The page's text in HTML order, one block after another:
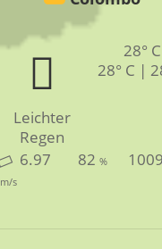
Leichter
Regen
28° C
28° C |
6.97
m/s
82 % 1009